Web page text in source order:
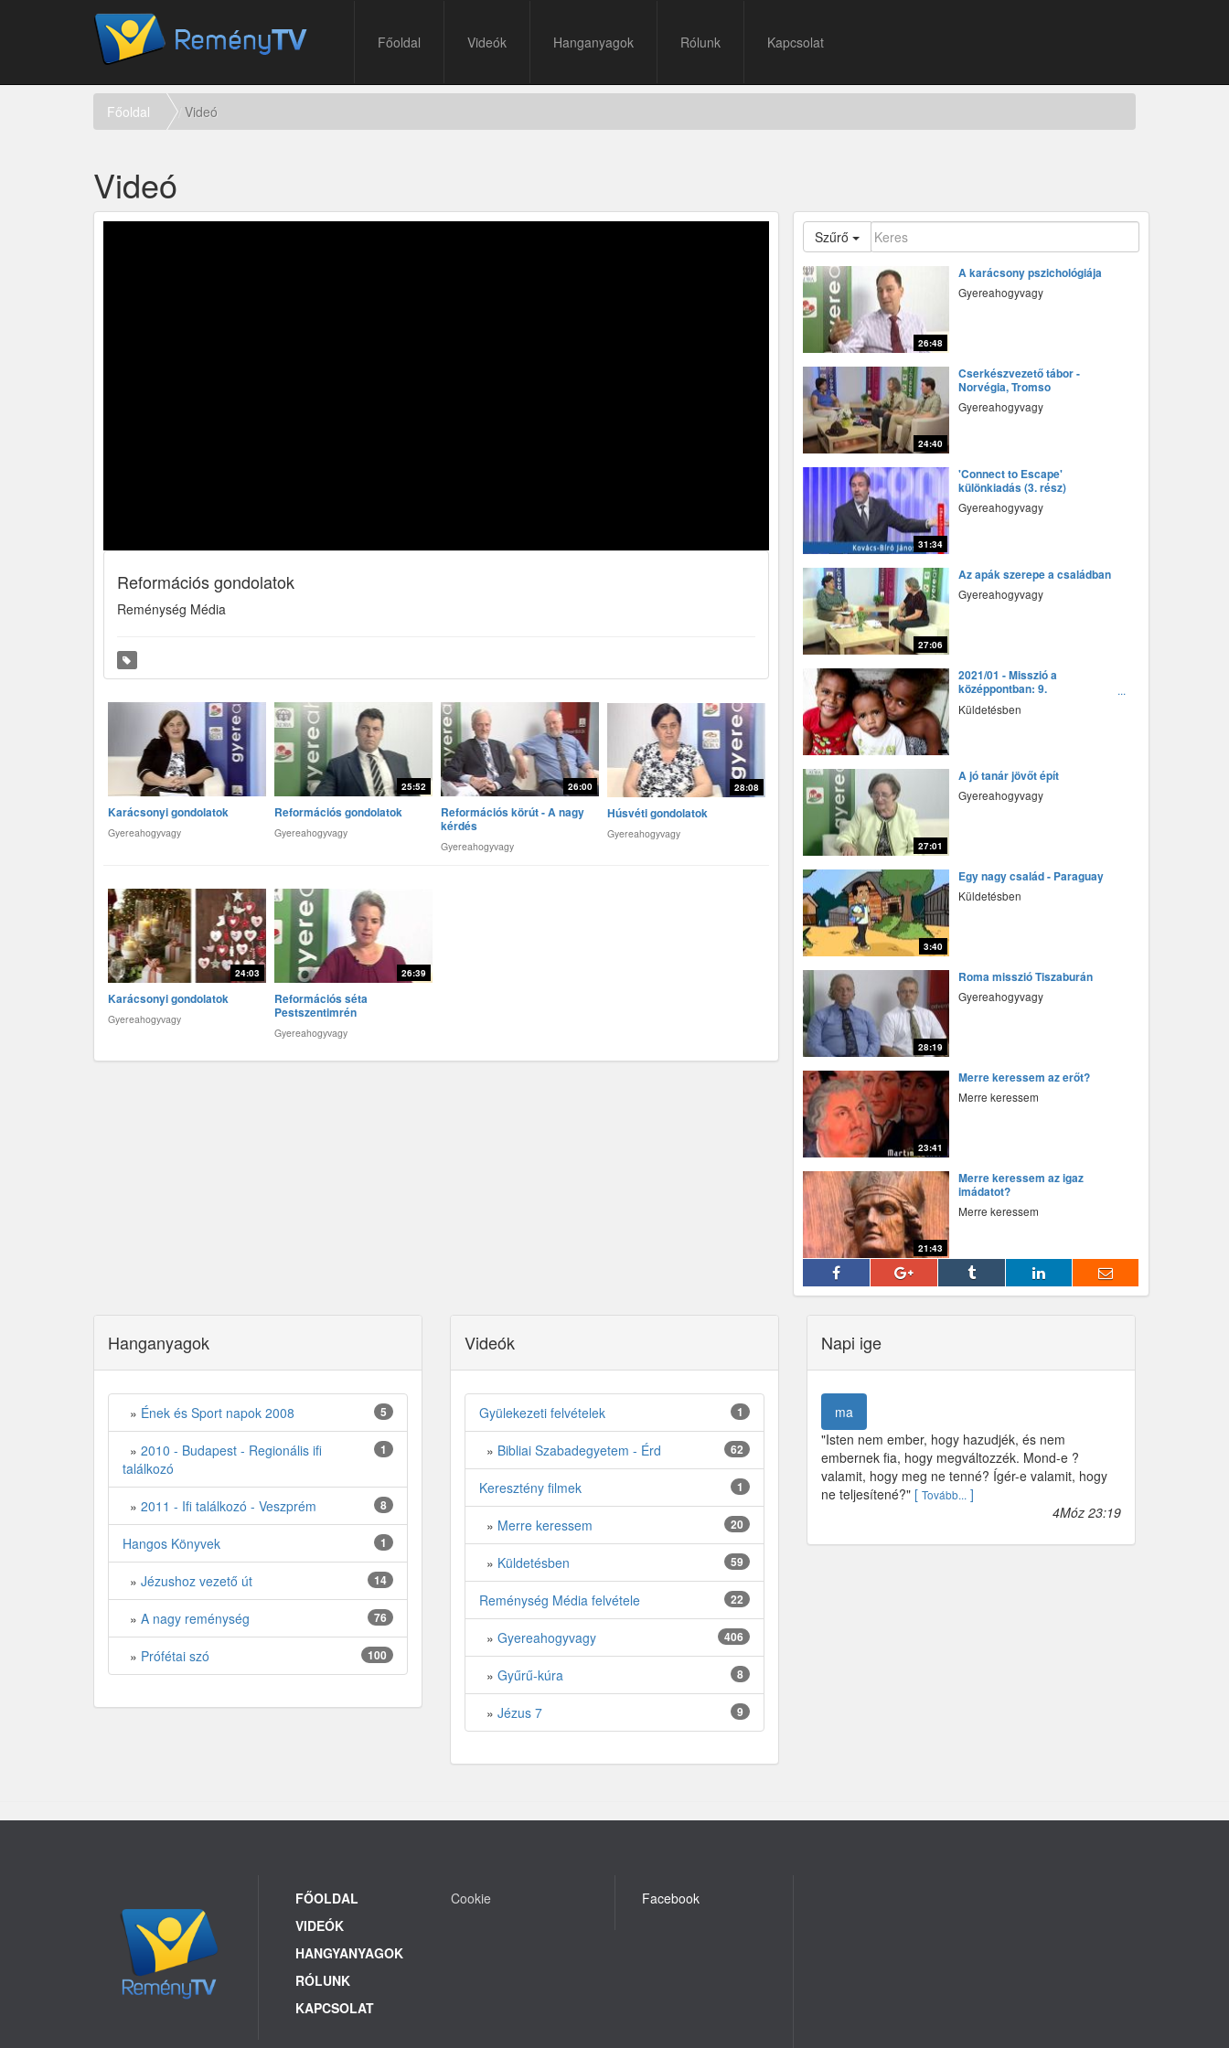
Főoldal Videók Hanganyagok Rólunk Kapcsolat
Főoldal Videó
Videó
Reformációs gondolatok
Reménység Média
Karácsonyi gondolatok
Gyereahogyvagy
25:52
Reformációs gondolatok
Gyereahogyvagy
26:00
Reformációs körút - A nagy
kérdés
Gyereahogyvagy
28:08
Húsvéti gondolatok
Gyereahogyvagy
24:03
Karácsonyi gondolatok
Gyereahogyvagy
26:39
Reformációs séta
Pestszentimrén
Gyereahogyvagy
Szűrő
26:48
fff
A karácsony pszichológiája
Gyereahogyvagy
24:40
fff
Cserkészvezető tábor -
Norvégia, Tromso
Gyereahogyvagy
31:34
fff
'Connect to Escape'
különkiadás (3. rész)
Gyereahogyvagy
27:06
fff
Az apák szerepe a családban
Gyereahogyvagy
fff
2021/01 - Misszió a
középpontban: 9.
Gyülekezetalapítás otthon –
Fidzsi-szigetek
Küldetésben
27:01
fff
A jó tanár jövőt épít
Gyereahogyvagy
3:40
fff
Egy nagy család - Paraguay
Küldetésben
28:19
fff
Roma misszió Tiszaburán
Gyereahogyvagy
23:41
fff
Merre keressem az erőt?
Merre keressem
21:43
Merre keressem az igaz
imádatot?
Merre keressem
Hanganyagok
5
» Ének és Sport napok 2008
1
» 2010 - Budapest - Regionális ifi
találkozó
8
» 2011 - Ifi találkozó - Veszprém
1
Hangos Könyvek
14
» Jézushoz vezető út
76
» A nagy reménység
100
» Prófétai szó
Videók
1
Gyülekezeti felvételek
62
» Bibliai Szabadegyetem - Érd
1
Keresztény filmek
20
» Merre keressem
59
» Küldetésben
22
Reménység Média felvétele
406
» Gyereahogyvagy
8
» Gyűrű-kúra
9
» Jézus 7
Napi ige
ma
"Isten nem ember, hogy hazudjék, és nem
embernek fia, hogy megváltozzék. Mond-e ?
valamit, hogy meg ne tenné? Ígér-e valamit, hogy
ne teljesítené?" [ Tovább... ]
4Móz 23:19
FŐOLDAL
VIDEÓK
HANGYANYAGOK
RÓLUNK
KAPCSOLAT
Cookie Facebook